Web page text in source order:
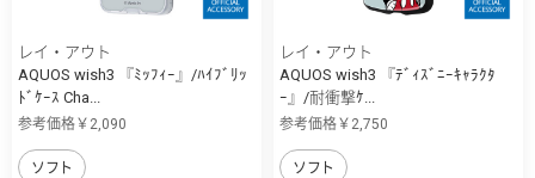
レイ・アウト
AQUOS wish3 『ﾐｯﾌｨｰ』/ﾊｲﾌﾞﾘｯ
ﾄﾞｹｰｽ Cha...
参考価格￥2,090
ソフト
レイ・アウト
AQUOS wish3 『ﾃﾞｨｽﾞﾆｰｷｬﾗｸﾀ
ｰ』/耐衝撃ｹ...
参考価格￥2,750
ソフト